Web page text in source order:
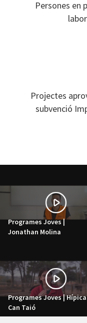
Persones en
Projectes
subvenció
Programes Joves |
Jonathan Molina
Programes Joves | Hípica
Can Taió